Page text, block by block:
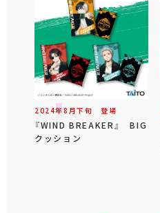
2024年8 月下旬 登場
『WIND BREAKER』 BIG
クッション